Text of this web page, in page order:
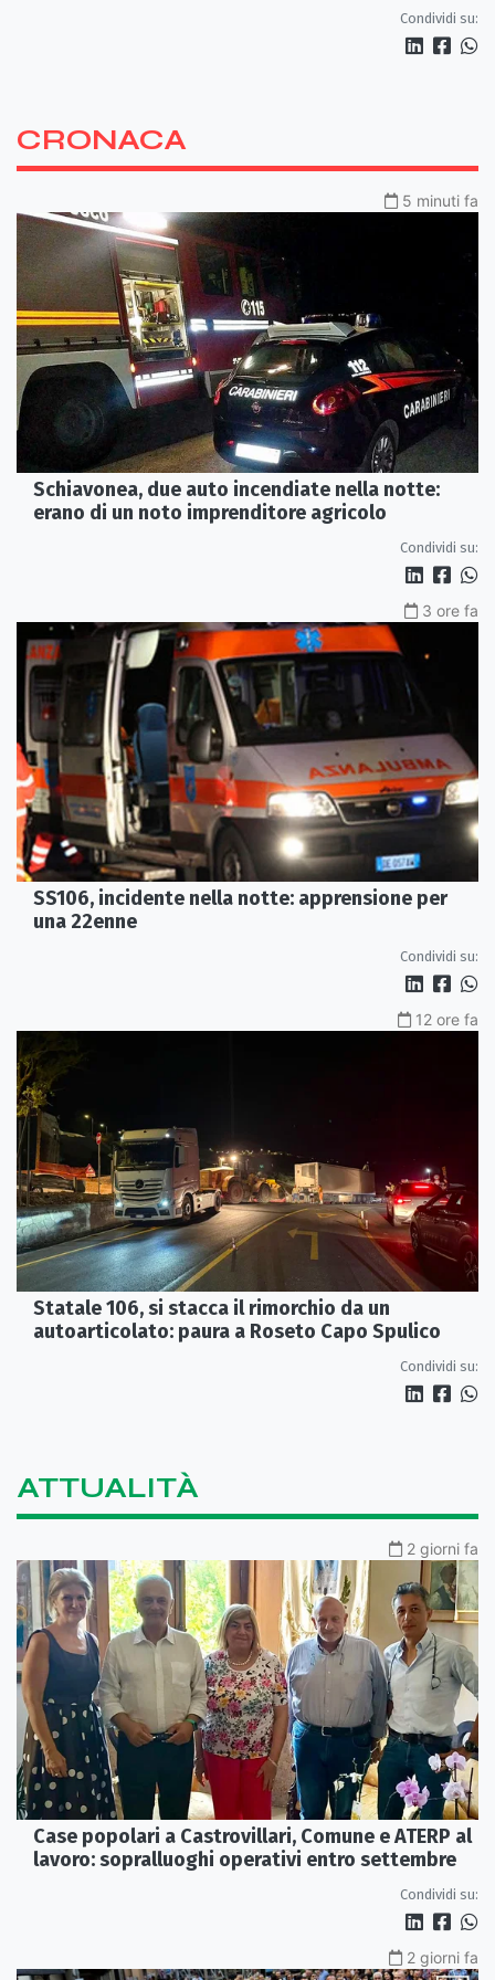
Condividi su:
CRONACA
5 minuti fa
Schiavonea, due auto incendiate nella notte:
erano di un noto imprenditore agricolo
Condividi su:
3 ore fa
SS106, incidente nella notte: apprensione per
una 22enne
Condividi su:
12 ore fa
Statale 106, si stacca il rimorchio da un
autoarticolato: paura a Roseto Capo Spulico
Condividi su:
ATTUALITÀ
2 giorni fa
Case popolari a Castrovillari, Comune e ATERP al
lavoro: sopralluoghi operativi entro settembre
Condividi su:
2 giorni fa